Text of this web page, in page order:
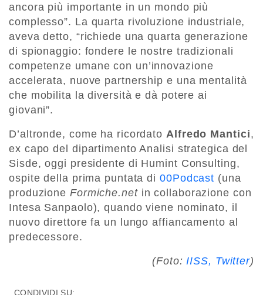
ancora più importante in un mondo più
complesso”. La quarta rivoluzione industriale,
aveva detto, “richiede una quarta generazione
di spionaggio: fondere le nostre tradizionali
competenze umane con un’innovazione
accelerata, nuove partnership e una mentalità
che mobilita la diversità e dà potere ai
giovani”.
D’altronde, come ha ricordato Alfredo Mantici,
ex capo del dipartimento Analisi strategica del
Sisde, oggi presidente di Humint Consulting,
ospite della prima puntata di 00Podcast (una
produzione Formiche.netin collaborazione con
Intesa Sanpaolo), quando viene nominato, il
nuovo direttore fa un lungo affiancamento al
predecessore.
(Foto: IISS, Twitter)
CONDIVIDI SU: